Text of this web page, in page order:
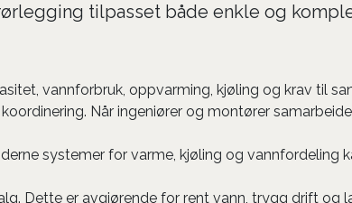
tilpasset både enkle og
vannforbruk, oppvarming, kjøling og krav til
Når ingeniører og montører
systemer for varme, kjøling og vannfordeling
Dette er avgjørende for rent vann, trygg drift og